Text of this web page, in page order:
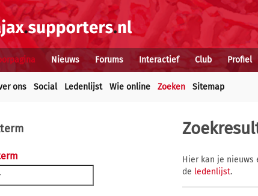
Nieuws Forums Interactief Club Profiel
ons Social Ledenlijst Wie online Zoeken Sitemap
Hier kan je nieuws
de ledenlijst.